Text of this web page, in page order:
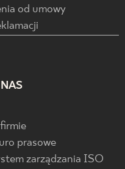
od umowy
prasowe
zarządzania ISO